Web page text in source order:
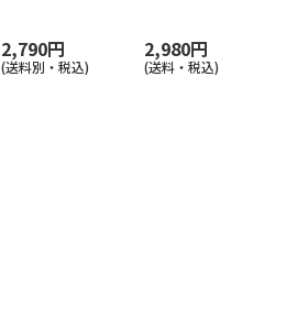
2,790円
(送料別・税込)
2,980円
(送料・税込)